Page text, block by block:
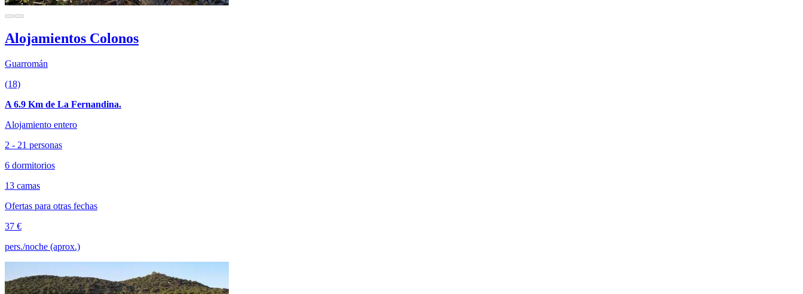
Alojamientos Colonos
Guarromán
(18)
A 6.9 Km de La Fernandina.
Alojamiento entero
2 - 21 personas
6 dormitorios
13 camas
Ofertas para otras fechas
37 €
pers./noche (aprox.)